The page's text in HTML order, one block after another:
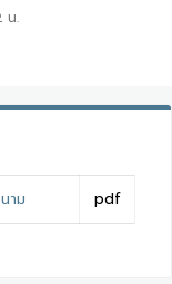
น.
าม pdf